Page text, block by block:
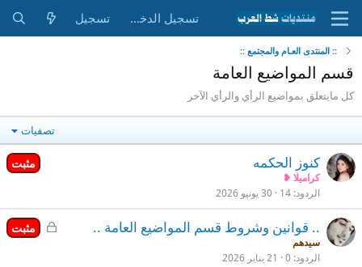
تسجيل الدخول تسجيل
:: المنتدى العـام والمجتمع ::
قسم المواضيع العامة
كل مايتعلق بمواضيع الرأي والرأي الآخر
تصفيات
مثبت كنوز الحكمه
كراميلا ❥
الردود 14 30 يونيو 2026
م
مثبت .. قوانين وشروط قسم المواضيع العامة ..
سيدهم
الردود 0 21 يناير 2026